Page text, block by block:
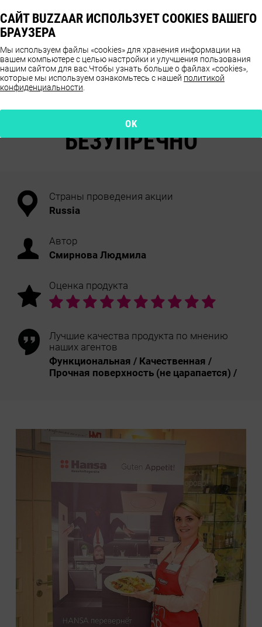
ОТЗЫВЫ О ПРОДУКТЕ
БЕЗУПРЕЧНО
Страны проведения акции
Russia
Автор
Смирнова Людмила
Оценка продукта
Лучшие качества продукта по мнению
наших агентов
Функциональная / Качественная /
Прочная поверхность (не царапается) /
САЙТ BUZZAAR ИСПОЛЬЗУЕТ COOKIES ВАШЕГО
БРАУЗЕРА
Мы используем файлы «cookies» для хранения информации на
вашем компьютере с целью настройки и улучшения пользования
нашим сайтом для вас. Чтобы узнать больше о файлах «cookies»,
которые мы используем ознакомьтесь с нашей политикой
конфиденциальности
OK